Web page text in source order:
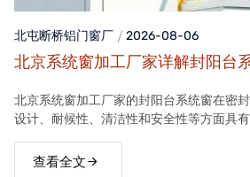
北屯断桥铝门窗厂 2026-08-06
北京系统窗加工厂家详解封阳台
北京系统窗加工厂家的封阳台系统窗在密
设计、耐候性、清洁性和安全性等方面具
体验。
查看全文